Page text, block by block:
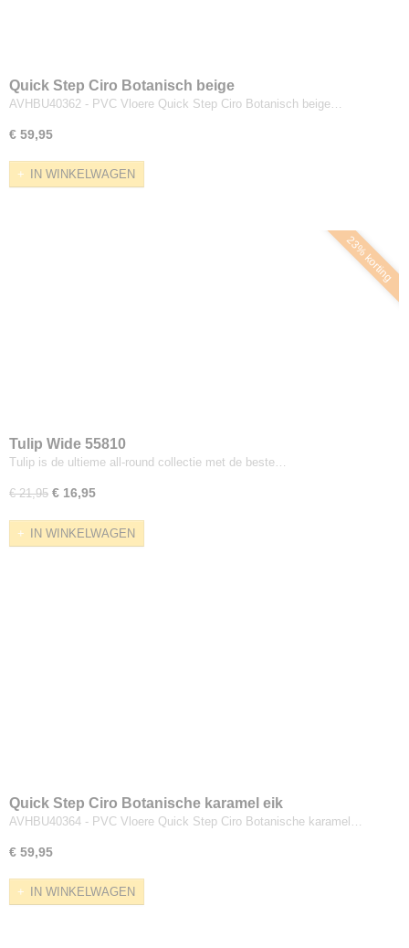
Quick Step Ciro Botanisch beige
AVHBU40362 - PVC Vloere Quick Step Ciro Botanisch beige…
€ 59,95
IN WINKELWAGEN
23% korting
Tulip Wide 55810
Tulip is de ultieme all-round collectie met de beste…
€ 21,95 € 16,95
IN WINKELWAGEN
Quick Step Ciro Botanische karamel eik
AVHBU40364 - PVC Vloere Quick Step Ciro Botanische karamel…
€ 59,95
IN WINKELWAGEN